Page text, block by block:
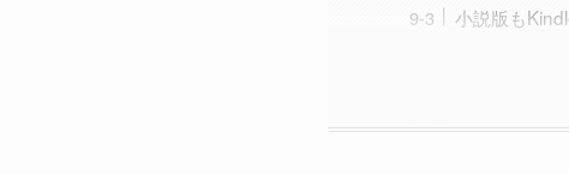
小説版も